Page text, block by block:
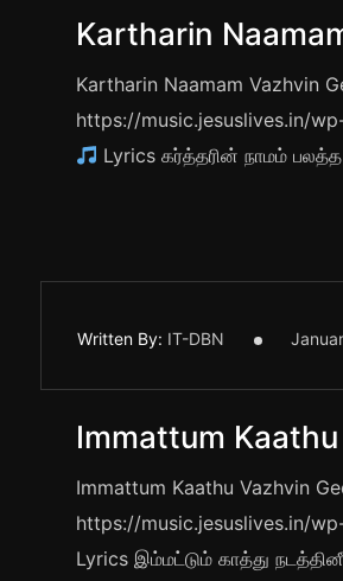
Kartharin
Kartharin Naamam Vazhvin
https://music.jesuslives.in/
Lyrics கர்த்தரின் நாமம் பலத்த
Written By: IT-DBN
Immattum Kaathu
Immattum Kaathu Vazhvin
https://music.jesuslives.in/
Lyrics இம்மட்டும் காத்து